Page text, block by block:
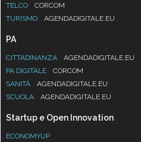
TELCO
CORCOM
TURISMO
AGENDADIGITALE.EU
PA
CITTADINANZA
AGENDADIGITALE.EU
PA DIGITALE
CORCOM
SANITÀ
AGENDADIGITALE.EU
SCUOLA
AGENDADIGITALE.EU
Startup e Open Innovation
ECONOMYUP